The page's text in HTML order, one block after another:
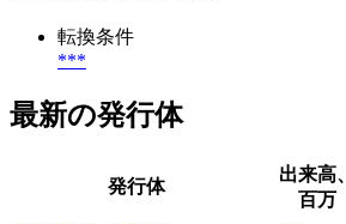
転換条件
***
最新の発行体
発行体
出来高、
百万